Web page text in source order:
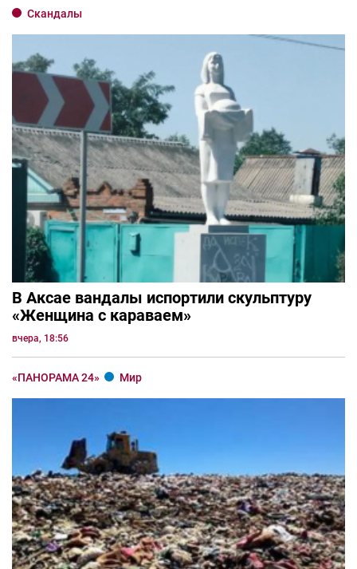
Скандалы
В Аксае вандалы испортили скульптуру
«Женщина с караваем»
вчера, 18:56
«ПАНОРАМА 24» Мир